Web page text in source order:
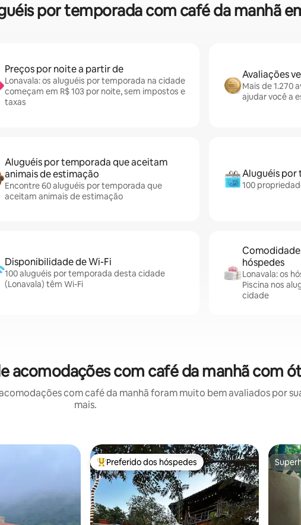
por temporada com café da manhã
Preços por noite a partir de
Lonavala: os aluguéis por temporada na cidade
começam em R$ 103 por noite, sem impostos e
taxas
Avaliações
Mais de 1.270
ajudar você a
Aluguéis por temporada que aceitam
animais de estimação
Encontre 60 aluguéis por temporada que
aceitam animais de estimação
Aluguéis por
100
Disponibilidade de Wi-Fi
100 aluguéis por temporada desta cidade
(Lonavala) têm Wi-Fi
hóspedes
Lonavala: os
Piscina nos
cidade
acomodações com café da manhã com
com café da manhã foram muito bem avaliados por
mais.
Entre os melhores preferidos dos hóspedes
Preferido dos hóspedes